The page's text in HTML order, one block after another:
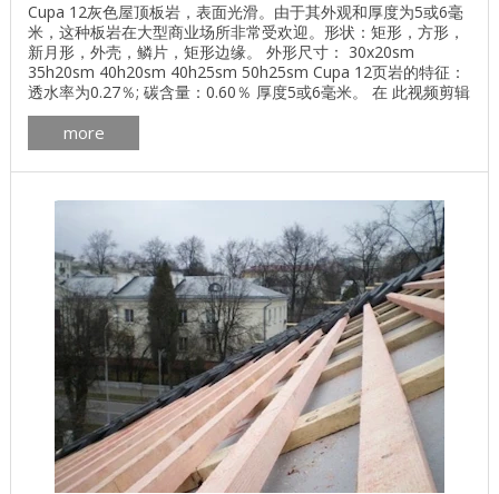
Cupa 12灰色屋顶板岩，表面光滑。由于其外观和厚度为5或6毫
米，这种板岩在大型商业场所非常受欢迎。形状：矩形，方形，
新月形，外壳，鳞片，矩形边缘。 外形尺寸： 30x20sm
35h20sm 40h20sm 40h25sm 50h25sm Cupa 12页岩的特征：
透水率为0.27％; 碳含量：0.60％ 厚度5或6毫米。 在 此视频剪辑
中 演示了平板的强度 。 ...
more